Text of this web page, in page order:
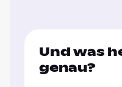
Und was
genau?